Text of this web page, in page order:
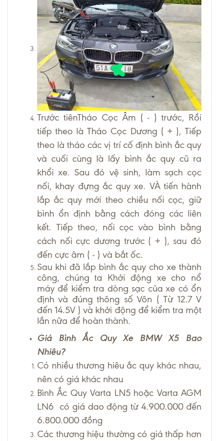
Trước tiênTháo Cọc Âm ( - ) trước, Rồi
tiếp theo là Tháo Cọc Dương ( + ), Tiếp
theo là tháo các vị trí cố định bình ắc quy
và cuối cùng là lấy bình ắc quy cũ ra
khổi xe. Sau đó vệ sinh, làm sạch cọc
nối, khay đựng ắc quy xe. VÀ tiến hành
lắp ắc quy mới theo chiều nối cọc, giữ
bình ổn định bằng cách đóng các liên
kết. Tiếp theo, nối cọc vào bình bằng
cách nối cực dương trước ( + ), sau đó
đến cực âm ( - ) và bắt ốc.
Sau khi đã lắp bình ắc quy cho xe thành
công, chúng ta Khởi động xe cho nổ
máy để kiểm tra dòng sạc của xe có ổn
định và đúng thông số Vôn ( Từ 12.7 V
đến 14.5V ) và khởi động để kiểm tra một
lần nữa để hoàn thành.
Giá Bình Ắc Quy Xe BMW X5 Bao
Nhiêu?
Có nhiều thương hiêu ắc quy khác nhau,
nên có giá khác nhau
Bình Ắc Quy Varta LN5 hoặc Varta AGM
LN6 có giá dao động từ 4.900.000 đến
6.800.000 đồng
Các thương hiệu thường có giá thấp hơn